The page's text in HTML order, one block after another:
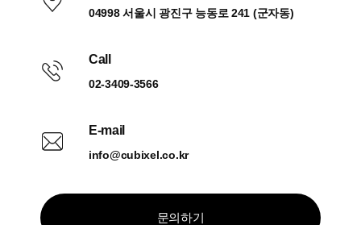
04998 서울시 광진구 능동로 241 (군자동)
Call
02-3409-3566
E-mail
info@cubixel.co.kr
문의하기